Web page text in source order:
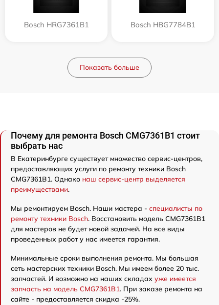
Bosch HRG7361B1 Bosch HBG7784B1
Показать больше
Почему для ремонта Bosch CMG7361B1 стоит
выбрать нас
В Екатеринбурге существует множество сервис-центров,
предоставляющих услуги по ремонту техники Bosch
CMG7361B1. Однако наш сервис-центр выделяется
преимуществами.
Мы ремонтируем Bosch. Наши мастера - специалисты по
ремонту техники Bosch. Восстановить модель CMG7361B1
для мастеров не будет новой задачей. На все виды
проведенных работ у нас имеется гарантия.
Минимальные сроки выполнения ремонта. Мы большая
сеть мастерских техники Bosch. Мы имеем более 20 тыс.
запчастей. И возможно на наших складах уже имеется
запчасть на модель CMG7361B1. При заказе ремонта на
сайте - предоставляется скидка -25%.